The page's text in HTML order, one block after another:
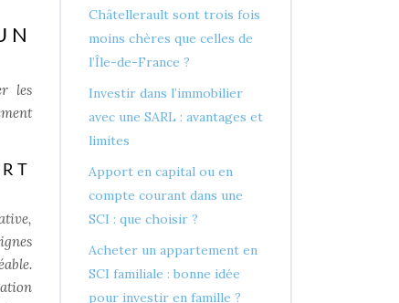
les
Châtellerault sont trois fois
moins chères que celles de
l’Île-de-France ?
Investir dans l’immobilier
avec une SARL : avantages et
limites
Apport en capital ou en
compte courant dans une
SCI : que choisir ?
Acheter un appartement en
SCI familiale : bonne idée
pour investir en famille ?